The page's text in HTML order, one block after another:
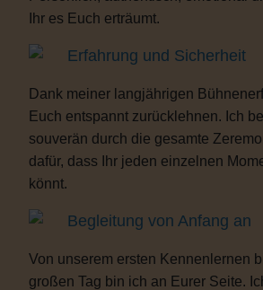
Ihr es Euch erträumt.
Erfahrung und Sicherheit
Dank meiner langjährigen
Euch entspannt zurücklehnen. Ich
souverän durch die gesamte
dafür, dass Ihr jeden einzelnen
könnt.
Begleitung von Anfang an
Von unserem ersten Kennenlernen
großen Tag bin ich an Eurer Seite.